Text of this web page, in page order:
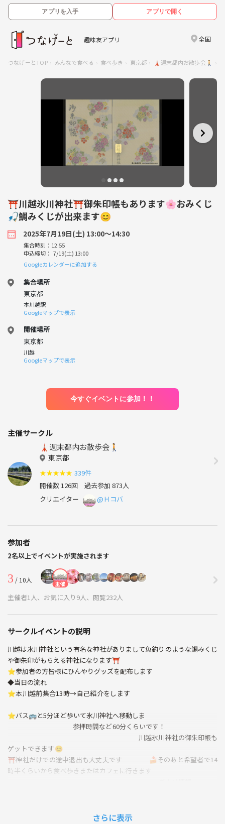
アプリを入手 アプリで開く
趣味友アプリ 全国
つなげーとTOP みんなで食べる 食べ歩き 東京都 🗼週末都内お散歩会🚶
⛩️川越氷川神社⛩️御朱印帳もあります🌸おみくじ
🎣鯛みくじが出来ます😊
2025年7月19日(土) 13:00〜14:30
集合時刻：12:55
申込締切： 7/19(土) 13:00
Googleカレンダーに追加する
集合場所
東京都
本川越駅
Googleマップで表示
開催場所
東京都
川越
Googleマップで表示
今すぐイベントに参加！！
主催サークル
🗼週末都内お散歩会🚶
東京都
★★★★★ 339件
開催数 126回 過去参加 873人
クリエイター
@Ｈコバ
参加者
2名以上でイベントが実施されます
3 / 10人 主催
主催者1人、お気に入り9人、閲覧232人
サークルイベントの説明
川越は氷川神社という有名な神社がありまして魚釣りのような鯛みくじ
や御朱印がもらえる神社になります⛩️
⭐️参加者の方皆様にひんやりグッズを配布します
◆当日の流れ
⭐️本川越前集合13時→自己紹介をします
⭐️バス🚌と5分ほど歩いて氷川神社へ移動しま
参拝時間など60分くらいです！
川越氷川神社の御朱印帳も
ゲットできます😊
⛩️神社だけでの途中退出も大丈夫です 🍰そのあと希望者で14
時半くらいから食べ歩きまたはカフェに行きます
川越ビール🍺
さらに表示